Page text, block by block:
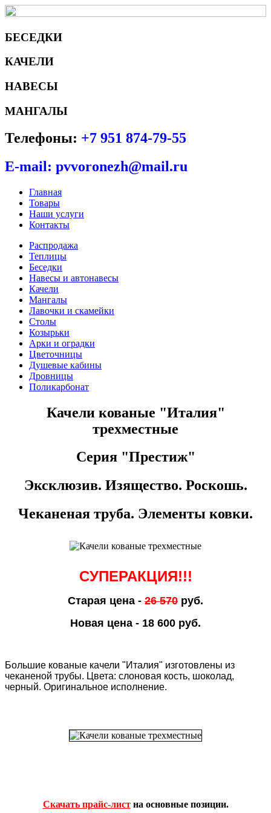
БЕСЕДКИ
КАЧЕЛИ
НАВЕСЫ
МАНГАЛЫ
Телефоны: +7 951 874-79-55
E-mail: pvvoronezh@mail.ru
Главная
Товары
Наши услуги
Контакты
Распродажа
Теплицы
Беседки
Навесы и автонавесы
Качели
Мангалы
Лавочки и скамейки
Столы
Козырьки
Арки и оградки
Цветочницы
Душевые кабины
Дровницы
Поликарбонат
Качели кованые "Италия"
трехместные
Серия "Престиж"
Эксклюзив. Изящество. Роскошь.
Чеканеная труба. Элементы ковки.
СУПЕРАКЦИЯ!!!
Старая цена - 26 570 руб.
Новая цена - 18 600 руб.
Большие кованые качели "Италия" изготовлены из
чеканеной трубы. Цвета: слоновая кость, шоколад,
черный. Оригинальное исполнение.
Скачать прайс-листна основные позиции.